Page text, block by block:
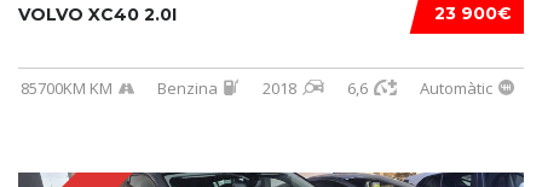
23 900€
VOLVO XC40 2.0I
85700KM KM Benzina 2018 6,6 Automàtic